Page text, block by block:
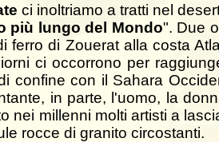
ci inoltriamo a tratti nel
più lungo del Mondo". Due
ferro di Zouerat alla costa
ci occorrono per
confine con il Sahara
in parte, l'uomo, la
nei millenni molti artisti a
rocce di granito circostanti.